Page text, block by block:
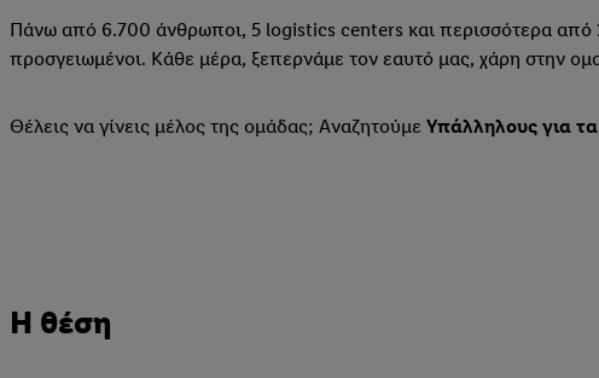
Πάνω από 6.700 άνθρωποι, 5 logistics centers και περισσότερα από
προσγειωμένοι. Κάθε μέρα, ξεπερνάμε τον εαυτό μας, χάρη στην
Θέλεις να γίνεις μέλος της ομάδας; Αναζητούμε Υπάλληλους για
Η θέση